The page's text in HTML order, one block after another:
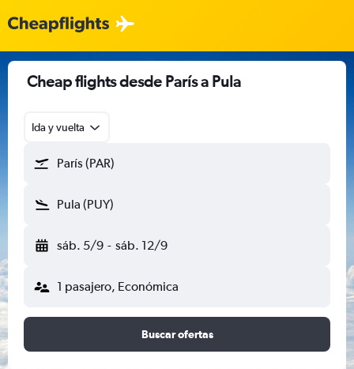
Cheap flights desde París a Pula
Ida y vuelta
París (PAR)
Pula (PUY)
sáb. 5/9 - sáb. 12/9
1 pasajero, Económica
Buscar ofertas